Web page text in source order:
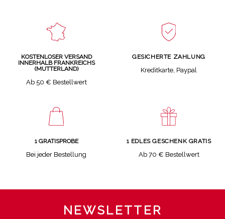
KOSTENLOSER VERSAND
INNERHALB FRANKREICHS
(MUTTERLAND)
Ab 50 € Bestellwert
GESICHERTE ZAHLUNG
Kreditkarte, Paypal
1 GRATISPROBE
Bei jeder Bestellung
1 EDLES GESCHENK GRATIS
Ab 70 € Bestellwert
NEWSLETTER